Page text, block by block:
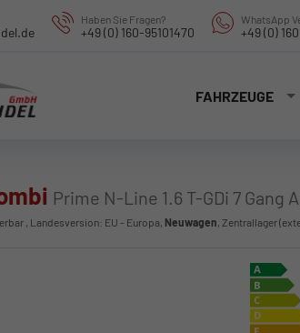
Haben Sie Fragen?
+49 (0) 160-95101470
WhatsApp
+49 (0)
FAHRZEUGE
Prime N-Line 1.6 T-GDi 7 Gang
, Landesversion: EU - Europa, Neuwagen, Zentrallager